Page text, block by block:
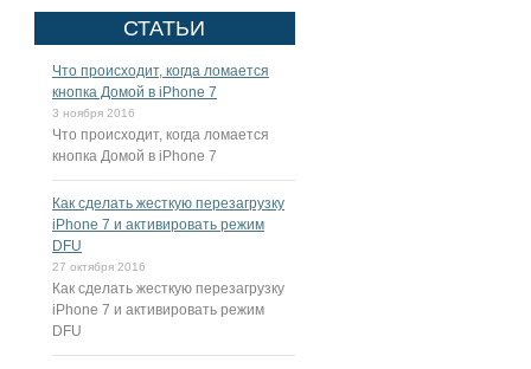
СТАТЬИ
Что происходит, когда ломается
кнопка Домой в iPhone 7
3 ноября 2016
Что происходит, когда ломается
кнопка Домой в iPhone 7
Как сделать жесткую перезагрузку
iPhone 7 и активировать режим
DFU
27 октября 2016
Как сделать жесткую перезагрузку
iPhone 7 и активировать режим
DFU